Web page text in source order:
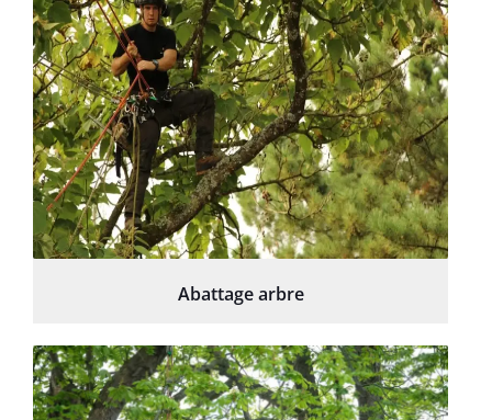
Abattage arbre